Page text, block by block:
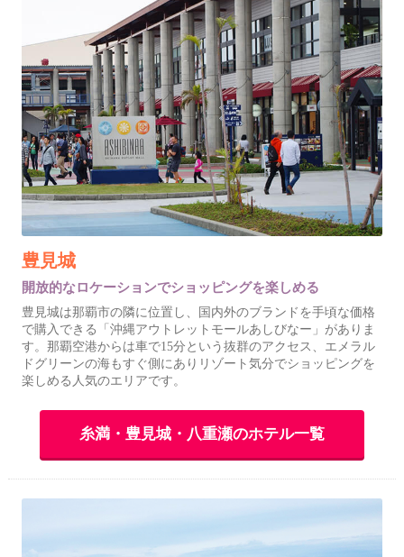
豊見城
開放的なロケーションでショッピングを楽しめる
豊見城は那覇市の隣に位置し、国内外のブランドを手頃な価格
で購入できる「沖縄アウトレットモールあしびなー」がありま
す。那覇空港からは車で15分という抜群のアクセス、エメラル
ドグリーンの海もすぐ側にありリゾート気分でショッピングを
楽しめる人気のエリアです。
糸満・豊見城・八重瀬のホテル一覧